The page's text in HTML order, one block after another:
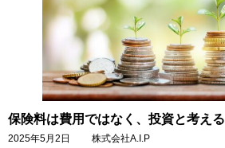
保険料は費用ではなく、投資と考える
2025年5月2日 株式会社A.I.P